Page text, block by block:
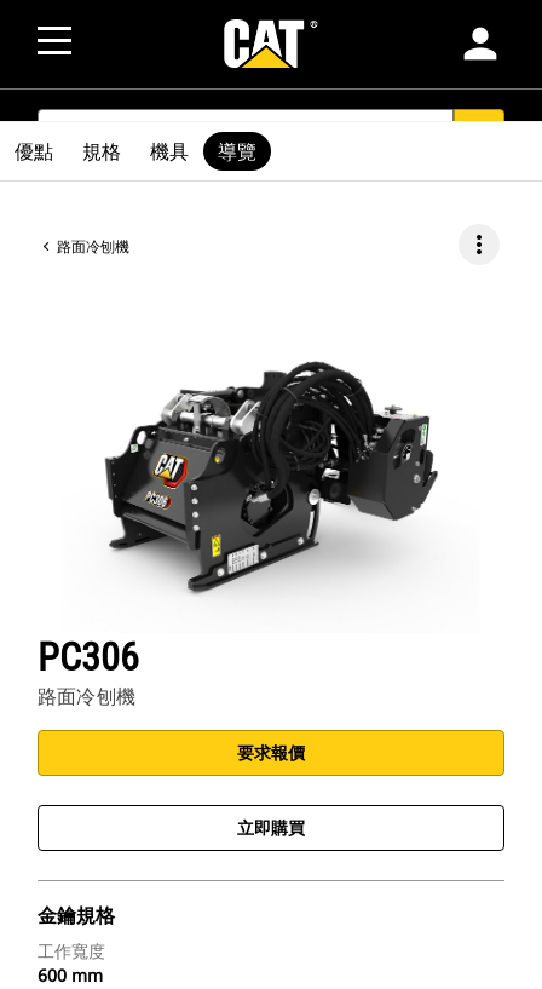
person
SEARCH
路面冷刨機 more_vert
PC306
路面冷刨機
要求報價
立即購買
金鑰規格
工作寬度
600 mm
優點 規格 機具 導覽